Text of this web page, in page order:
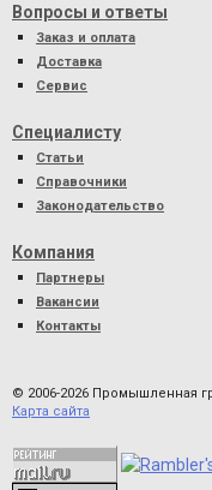
Вопросы и ответы
Заказ и оплата
Доставка
Сервис
Специалисту
Статьи
Справочники
Законодательство
Компания
Партнеры
Вакансии
Контакты
© 2006-2026 Промышленная
Карта сайта